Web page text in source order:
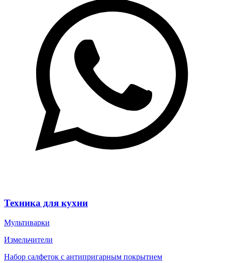
Техника для кухни
Мультиварки
Измельчители
Набор салфеток с антипригарным покрытием